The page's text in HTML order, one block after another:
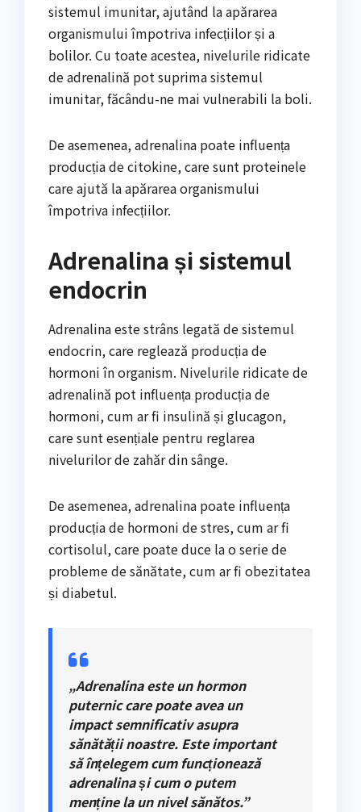
sistemul imunitar, ajutând la apărarea
organismului împotriva infecțiilor și a
bolilor. Cu toate acestea, nivelurile ridicate
de adrenalină pot suprima sistemul
imunitar, făcându-ne mai vulnerabili la boli.
De asemenea, adrenalina poate influența
producția de citokine, care sunt proteinele
care ajută la apărarea organismului
împotriva infecțiilor.
Adrenalina și sistemul
endocrin
Adrenalina este strâns legată de sistemul
endocrin, care reglează producția de
hormoni în organism. Nivelurile ridicate de
adrenalină pot influența producția de
hormoni, cum ar fi insulină și glucagon,
care sunt esențiale pentru reglarea
nivelurilor de zahăr din sânge.
De asemenea, adrenalina poate influența
producția de hormoni de stres, cum ar fi
cortisolul, care poate duce la o serie de
probleme de sănătate, cum ar fi obezitatea
și diabetul.
„Adrenalina este un hormon
puternic care poate avea un
impact semnificativ asupra
sănătății noastre. Este important
să înțelegem cum funcționează
adrenalina și cum o putem
menține la un nivel sănătos.”